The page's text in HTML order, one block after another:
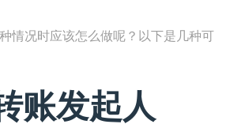
情况时应该怎么做呢？以下是几种可
账发起人